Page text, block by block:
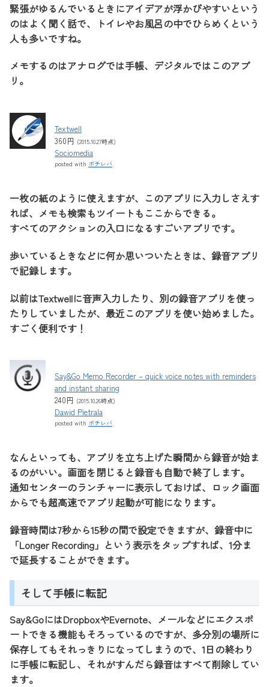
緊張がゆるんでいるときにアイデアが浮かびやすいという
のはよく聞く話で、トイレやお風呂の中でひらめくという
人も多いですね。
メモするのはアナログでは手帳、デジタルではこのアプ
リ。
Textwell
360円 (2015.10.27時点)
Sociomedia
posted with ポチレバ
一枚の紙のように使えますが、このアプリに入力しさえす
れば、メモも検索もツイートもここからできる。
すべてのアクションの入口になるすごいアプリです。
歩いているときなどに何か思いついたときは、録音アプリ
で記録します。
以前はTextwellに音声入力したり、別の録音アプリを使っ
たりしていましたが、最近このアプリを使い始めました。
すごく便利です！
Say&Go Memo Recorder – quick voice notes with reminders
and instant sharing
240円 (2015.10.26時点)
Dawid Pietrala
posted with ポチレバ
なんといっても、アプリを立ち上げた瞬間から録音が始ま
るのがいい。画面を閉じると録音も自動で終了します。
通知センターのランチャーに表示しておけば、ロック画面
からでも超高速でアプリ起動が可能になります。
録音時間は7秒から15秒の間で設定できますが、録音中に
「Longer Recording」という表示をタップすれば、1分ま
で延長することができます。
そして手帳に転記
Say&GoにはDropboxやEvernote、メールなどにエクスポ
ートできる機能もそろっているのですが、多分別の場所に
保存してもそれっきりになってしまうので、1日の終わり
に手帳に転記し、それがすんだら録音はすべて削除してい
ます。